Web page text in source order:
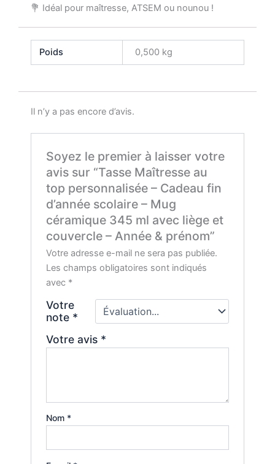
💐 Idéal pour maîtresse, ATSEM ou nounou !
Poids 0,500 kg
Il n’y a pas encore d’avis.
Soyez le premier à laisser votre
avis sur “Tasse Maîtresse au
top personnalisée – Cadeau fin
d’année scolaire – Mug
céramique 345 ml avec liège et
couvercle – Année & prénom”
Votre adresse e-mail ne sera pas publiée.
Les champs obligatoires sont indiqués
avec *
Votre
note *
Votre avis *
Nom *